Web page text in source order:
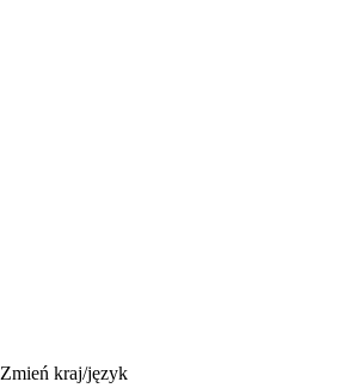
Zmień kraj/język